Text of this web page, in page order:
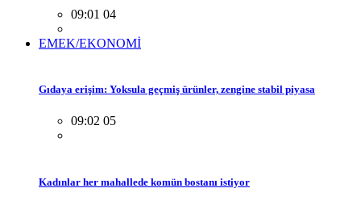
09:01 04
EMEK/EKONOMİ
Gıdaya erişim: Yoksula geçmiş ürünler, zengine stabil piyasa
09:02 05
Kadınlar her mahallede komün bostanı istiyor